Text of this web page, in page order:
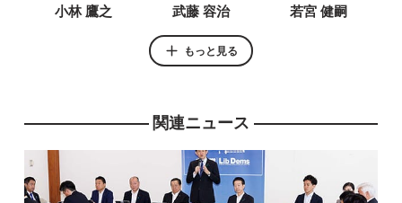
小林 鷹之 武藤 容治 若宮 健嗣
大野 敬太郎 阿達 雅志
もっと見る
関連ニュース